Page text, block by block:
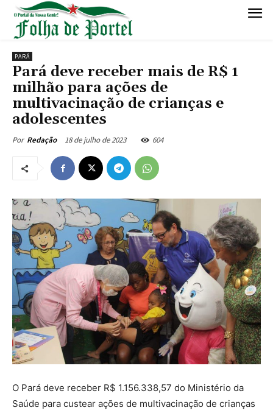
PARÁ
Pará deve receber mais de R$ 1
milhão para ações de
multivacinação de crianças e
adolescentes
Por Redação 18 de julho de 2023 604
O Pará deve receber R$ 1.156.338,57 do Ministério da
Saúde para custear ações de multivacinação de crianças